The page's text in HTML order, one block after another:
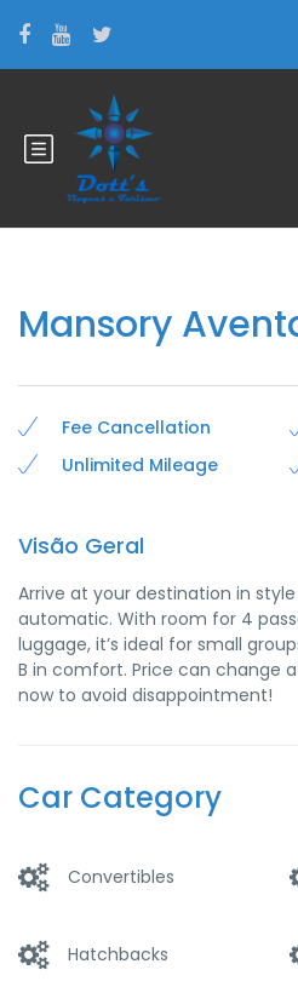
Mansory
Fee Cancellation
Unlimited Mileage
Visão Geral
Arrive at your destination in
automatic. With room for 4
luggage, it’s ideal for small
B in comfort. Price can change
now to avoid disappointment!
Car Category
Convertibles
Hatchbacks